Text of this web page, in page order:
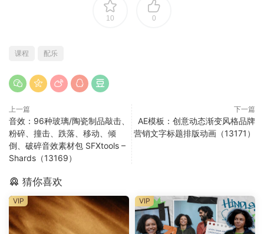
10 0
课程 配乐
上一篇
音效：96种玻璃/陶瓷制品敲击、
粉碎、撞击、跌落、移动、倾
倒、破碎音效素材包 SFXtools –
Shards（13169）
下一篇
AE模板：创意动态渐变风格品牌
营销文字标题排版动画（13171）
猜你喜欢
VIP VIP